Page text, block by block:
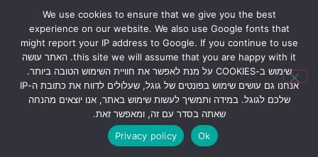
שלום יפית,
אני מזמין אותך ליצור איתי קשר דרך עמוד “צור קשר“.
תשלחי לי את מספר הטלפון שלך ואחזור אליך.
תוכלי גם לקפוץ לבקר אותי ולראות איך אני מגדל את הכדניות אצלי
בבית.
בהצלחה,
ירון
We use cookies to ensure that we give you the best
experience on our website. We also use Google fonts that
might report your IP address to Google. If you continue to use
this site we will assume that you are happy with it. האתר עושה
שימוש ב-COOKIES על מנת לאפשר את חוויית השימוש הטובה ביותר.
אנחנו גם עושים שימוש בפונטים של גוגל, שעלולים לדווח את כתובת ה-IP
שלכם לגוגל. במידה ותמשיך לעשות שימוש באתר, אנו יוצאים מהנחה
שאתה בסדר עם זה, ומאפשר זאת.
Ok
Privacy policy